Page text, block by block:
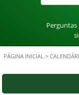
PÁGINA INICIAL >